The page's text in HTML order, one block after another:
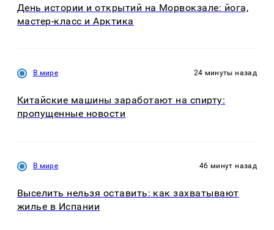
День истории и открытий на Морвокзале: йога,
мастер-класс и Арктика
В мире 24 минуты назад
Китайские машины заработают на спирту:
пропущенные новости
В мире 46 минут назад
Выселить нельзя оставить: как захватывают
жилье в Испании